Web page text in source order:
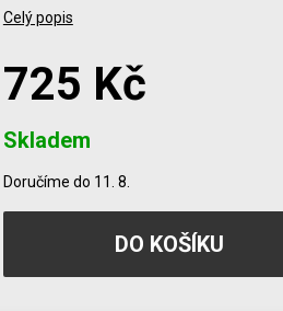
Celý popis
725 Kč
Skladem
Doručíme do 11. 8.